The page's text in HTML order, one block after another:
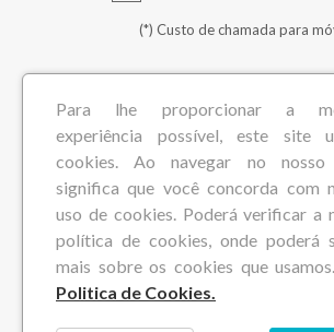
(*) Custo de chamada para
Para lhe proporcionar a
experiência possível, este site
cookies. Ao navegar no nosso
significa que você concorda com
uso de cookies. Poderá verificar a
política de cookies, onde poderá
mais sobre os cookies que usamos.
Politica de Cookies.